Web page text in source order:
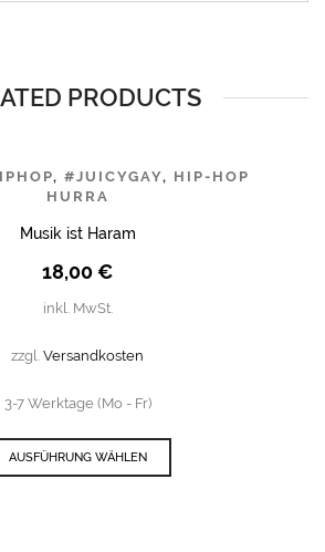
PRODUCTS
, #JUICYGAY, HIP-HOP
HURRA
Musik ist Haram
18,00€
inkl. MwSt.
zzgl. Versandkosten
3-7 Werktage (Mo - Fr)
AUSFÜHRUNG WÄHLEN